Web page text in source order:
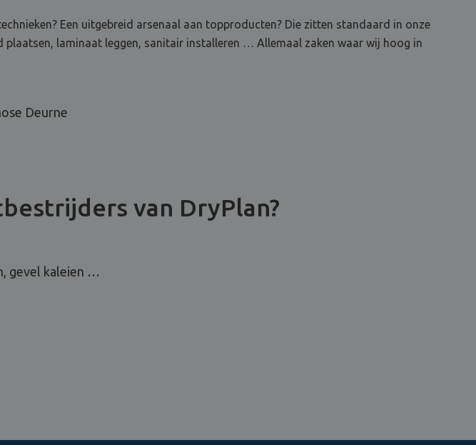
Een uitgebreid arsenaal aan topproducten? Die zitten standaard in onze
laminaat leggen, sanitair installeren … Allemaal zaken waar wij hoog in
van DryPlan?
gevel kaleien …